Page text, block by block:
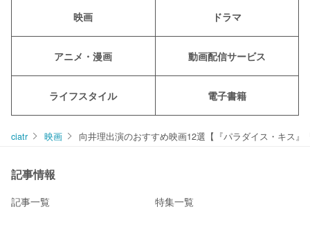
映画 ドラマ
アニメ・漫画 動画配信サービス
ライフスタイル 電子書籍
ciatr 映画 向井理出演のおすすめ映画12選【『パラダイス・キス』
記事情報
記事一覧 特集一覧